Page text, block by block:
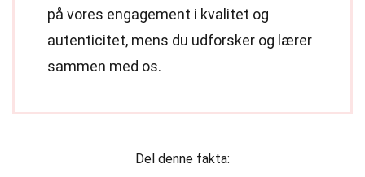
på vores engagement i kvalitet og
autenticitet, mens du udforsker og lærer
sammen med os.
Del denne fakta: